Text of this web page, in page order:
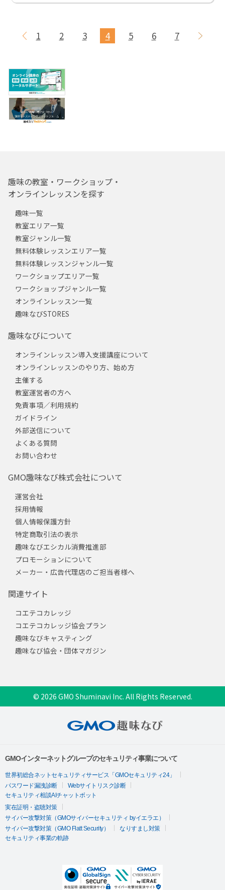
1 2 3 4 5 6 7
趣味の教室・ワークショップ・
オンラインレッスンを探す
趣味一覧
教室エリア一覧
教室ジャンル一覧
無料体験レッスンエリア一覧
無料体験レッスンジャンル一覧
ワークショップエリア一覧
ワークショップジャンル一覧
オンラインレッスン一覧
趣味なびSTORES
趣味なびについて
オンラインレッスン導入支援講座について
オンラインレッスンのやり方、始め方
主催する
教室運営者の方へ
免責事項／利用規約
ガイドライン
外部送信について
よくある質問
お問い合わせ
GMO趣味なび株式会社について
運営会社
採用情報
個人情報保護方針
特定商取引法の表示
趣味なびエシカル消費推進部
プロモーションについて
メーカー・広告代理店のご担当者様へ
関連サイト
コエテコカレッジ
コエテコカレッジ協会プラン
趣味なびキャスティング
趣味なび協会・団体マガジン
© 2026 GMO Shuminavi Inc. All Rights Reserved.